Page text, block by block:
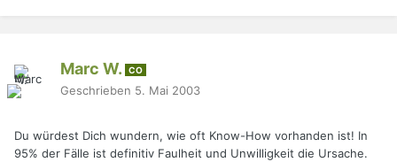
Marc W. CO
Geschrieben 5. Mai 2003
Du würdest Dich wundern, wie oft Know-How vorhanden ist! In
95% der Fälle ist definitiv Faulheit und Unwilligkeit die Ursache.